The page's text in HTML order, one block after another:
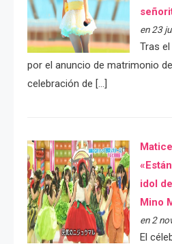
en 23
Tras
por el anuncio de matrimonio
celebración de […]
idol
Mino
en 2
El